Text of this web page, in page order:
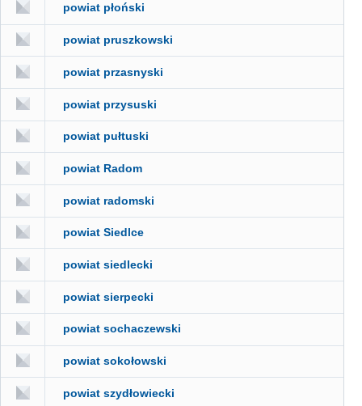
powiat płoński
powiat pruszkowski
powiat przasnyski
powiat przysuski
powiat pułtuski
powiat Radom
powiat radomski
powiat Siedlce
powiat siedlecki
powiat sierpecki
powiat sochaczewski
powiat sokołowski
powiat szydłowiecki